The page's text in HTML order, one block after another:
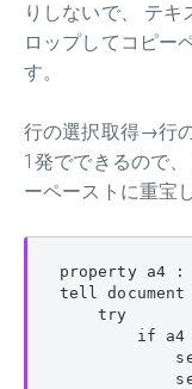
りしないで、 テ
ロップしてコピー
す。
行の選択取得→行
1発でできるので
ーペーストに重宝
property a4 :
tell
    try
if a4